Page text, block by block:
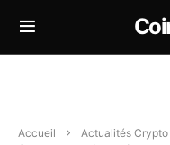
Accueil Actualités Crypto